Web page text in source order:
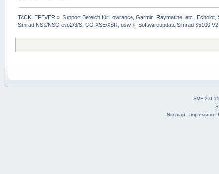
TACKLEFEVER » Support Bereich für Lowrance, Garmin, Raymarine, etc.,
Simrad NSS/NSO evo2/3/S, GO XSE/XSR, usw. » Softwareupdate Simrad S5100
SMF 2.0.15
Sitemap
Impressum